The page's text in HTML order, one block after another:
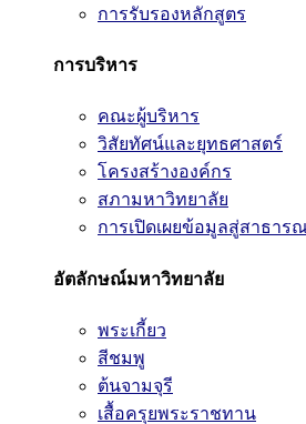
การรับรองหลักสูตร
การบริหาร
คณะผู้บริหาร
วิสัยทัศน์และยุทธศาสตร์
โครงสร้างองค์กร
สภามหาวิทยาลัย
การเปิดเผยข้อมูลสู่สาธาร
อัตลักษณ์มหาวิทยาลัย
พระเกี้ยว
สีชมพู
ต้นจามจุรี
เสื้อครุยพระราชทาน